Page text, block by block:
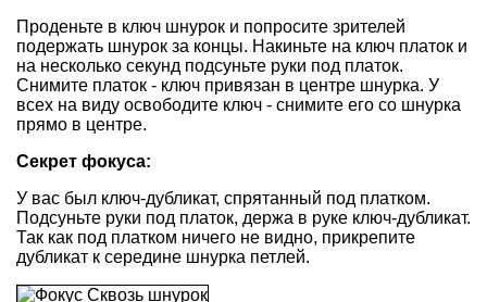
Проденьте в ключ шнурок и попросите зрителей
подержать шнурок за концы. Накиньте на ключ платок и
на несколько секунд подсуньте руки под платок.
Снимите платок - ключ привязан в центре шнурка. У
всех на виду освободите ключ - снимите его со шнурка
прямо в центре.
Секрет фокуса:
У вас был ключ-дубликат, спрятанный под платком.
Подсуньте руки под платок, держа в руке ключ-дубликат.
Так как под платком ничего не видно, прикрепите
дубликат к середине шнурка петлей.